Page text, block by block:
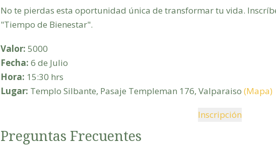
No te pierdas esta oportunidad única de transformar tu vida.
"Tiempo de Bienestar".
Valor: 5000
Fecha: 6 de Julio
Hora: 15:30 hrs
Lugar: Templo Silbante, Pasaje Templeman 176, Valparaiso (Mapa)
Inscripción
Preguntas Frecuentes